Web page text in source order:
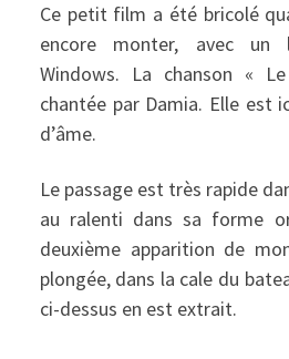
Ce petit film a été bricolé
encore monter, avec un
Windows. La chanson «
chantée par Damia. Elle est
d’âme.
Le passage est très rapide
au ralenti dans sa forme
deuxième apparition de
plongée, dans la cale du
ci-dessus en est extrait.